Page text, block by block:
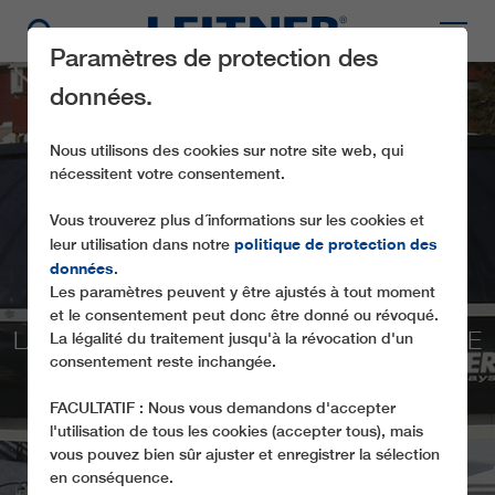
CD6 SKALET EXPRESS
LA PREMIÈRE INSTALLATION D'AUTRICHE
ÉQUIPÉE D'UNE SÉCURITÉ ENFANTS
Paramètres de protection des
données.
Nous utilisons des cookies sur notre site web, qui
nécessitent votre consentement.
Vous trouverez plus d´informations sur les cookies et
leur utilisation dans notre politique de protection des
données.
Les paramètres peuvent y être ajustés à tout moment
et le consentement peut donc être donné ou révoqué.
La légalité du traitement jusqu'à la révocation d'un
consentement reste inchangée.
FACULTATIF : Nous vous demandons d'accepter
l'utilisation de tous les cookies (accepter tous), mais
vous pouvez bien sûr ajuster et enregistrer la sélection
en conséquence.